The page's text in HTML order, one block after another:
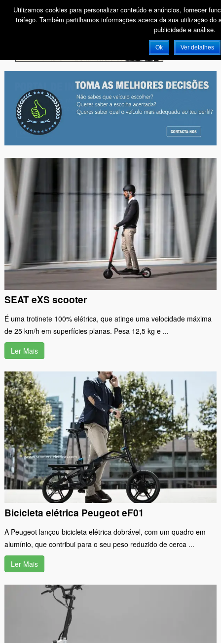
SEAT eXS scooter
É uma trotinete 100% elétrica, que atinge uma velocidade máxima
de 25 km/h em superfícies planas. Pesa 12,5 kg e ...
Ler Mais
Bicicleta elétrica Peugeot eF01
A Peugeot lançou bicicleta elétrica dobrável, com um quadro em
alumínio, que contribui para o seu peso reduzido de cerca ...
Ler Mais
Utilizamos cookies para personalizar conteúdo e anúncios, fornecer
tráfego. Também partilhamos informações acerca da sua utilização
publicidade e análise.
Ok Ver detalhes